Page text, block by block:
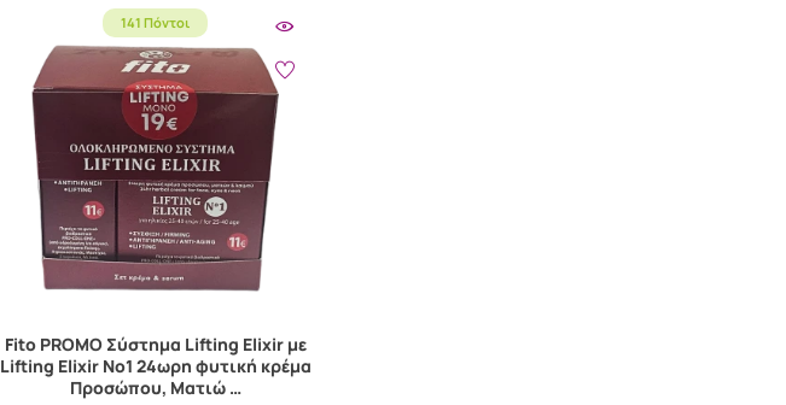
141 Πόντοι
Fito PROMO Σύστημα Lifting Elixir με
Lifting Elixir No1 24ωρη φυτική κρέμα
Προσώπου, Ματιώ …